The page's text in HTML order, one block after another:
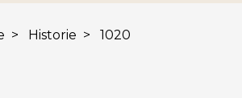
> Historie > 1020